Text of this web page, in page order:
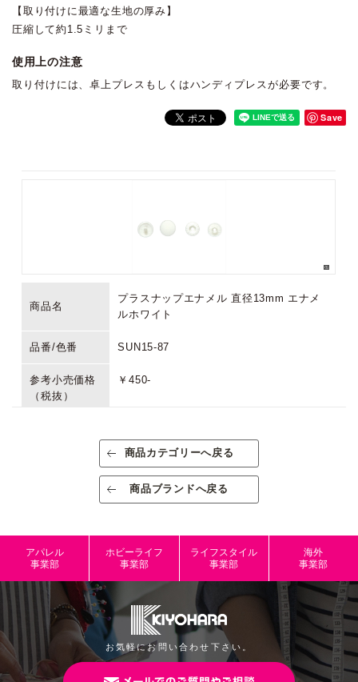
【取り付けに最適な生地の厚み】
圧縮して約1.5ミリまで
使用上の注意
取り付けには、卓上プレスもしくはハンディプレスが必要です。
Save
商品名
プラスナップエナメル 直径13mm エナメ
ルホワイト
品番/色番 SUN15-87
参考小売価格
（税抜）
￥450-
ポリアセタール
出荷単位：3
パッケージサ
W75mm×H140mm
本体サイズ
JANコード 4965492794997
商品カテゴリーへ戻る
商品ブランドへ戻る
アパレル
事業部
ホビーライフ
事業部
ライフスタイル
事業部
海外
事業部
お気軽にお問い合わせ下さい。